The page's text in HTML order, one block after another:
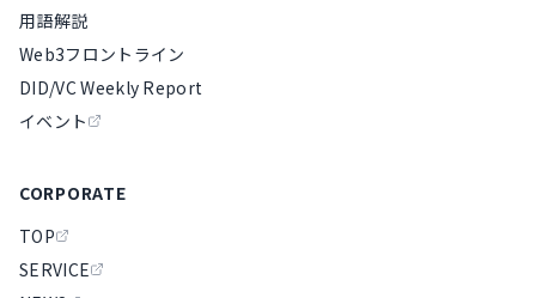
用語解説
Web3フロントライン
DID/VC Weekly Report
イベント
CORPORATE
TOP
SERVICE